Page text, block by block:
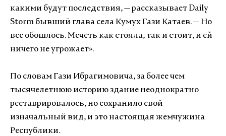
какими будут последствия, — рассказывает Daily
Storm бывший глава села Кумух Гази Катаев. — Но
все обошлось. Мечеть как стояла, так и стоит, и ей
ничего не угрожает».
По словам Гази Ибрагимовича, за более чем
тысячелетнюю историю здание неоднократно
реставрировалось, но сохранило свой
изначальный вид, и это настоящая жемчужина
Республики.